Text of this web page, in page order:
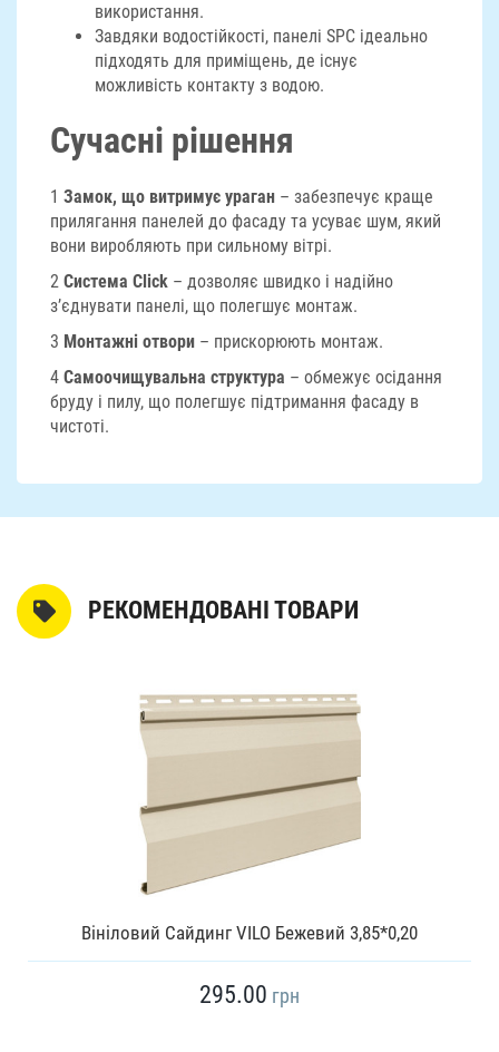
використання.
Завдяки водостійкості, панелі SPC ідеально
підходять для приміщень, де існує
можливість контакту з водою.
Сучасні рішення
1 Замок, що витримує ураган – забезпечує краще
прилягання панелей до фасаду та усуває шум, який
вони виробляють при сильному вітрі.
2 Система Click – дозволяє швидко і надійно
з’єднувати панелі, що полегшує монтаж.
3 Монтажні отвори – прискорюють монтаж.
4 Самоочищувальна структура – обмежує осідання
бруду і пилу, що полегшує підтримання фасаду в
чистоті.
РЕКОМЕНДОВАНІ ТОВАРИ
Вініловий Сайдинг VILO Бежевий 3,85*0,20
295.00 грн